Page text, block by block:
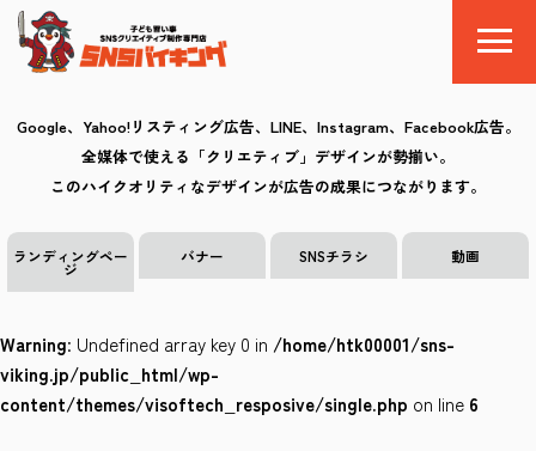
SNSバイキングとは
料金
制作の流れ
クリエイティブ
Google、Yahoo!リスティング広告、LINE、Instagram、Facebook広告。
全媒体で使える「クリエティブ」デザインが勢揃い。
このハイクオリティなデザインが広告の成果につながります。
ランディングペー
ジ
バナー SNSチラシ 動画
Warning: Undefined array key 0 in /home/htk00001/sns-
viking.jp/public_html/wp-
content/themes/visoftech_resposive/single.php on line 6